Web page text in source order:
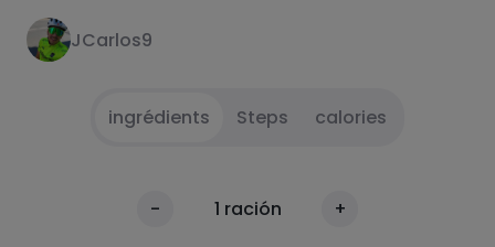
JCarlos9
ingrédients Steps calories
- 1 ración +
Préparer une poêle à feu doux avec un filet